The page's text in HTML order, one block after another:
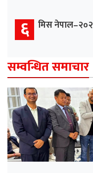
६ मिस
सम्वन्धित समाचार